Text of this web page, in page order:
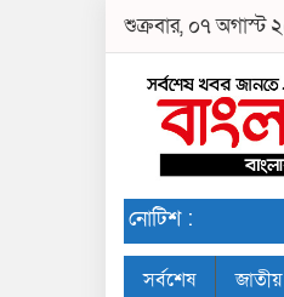
শুক্রবার, ০৭ অগাস্ট
নোটিশ :
সর্বশেষ জাতীয়